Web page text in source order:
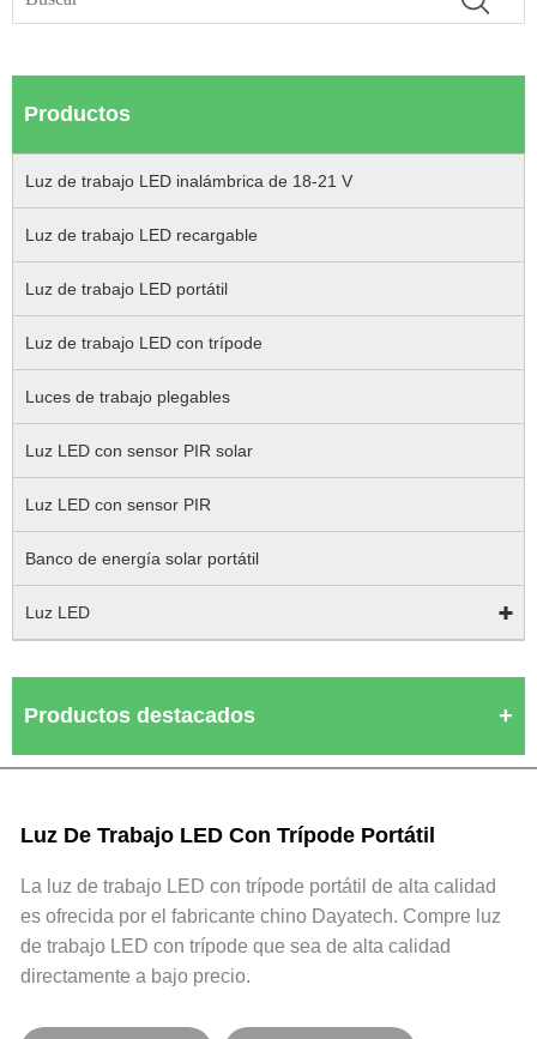
Productos
Luz de trabajo LED inalámbrica de 18-21 V
Luz de trabajo LED recargable
Luz de trabajo LED portátil
Luz de trabajo LED con trípode
Luces de trabajo plegables
Luz LED con sensor PIR solar
Luz LED con sensor PIR
Banco de energía solar portátil
Luz LED
Productos destacados
Luz De Trabajo LED Con Trípode Portátil
La luz de trabajo LED con trípode portátil de alta calidad
es ofrecida por el fabricante chino Dayatech. Compre luz
de trabajo LED con trípode que sea de alta calidad
directamente a bajo precio.